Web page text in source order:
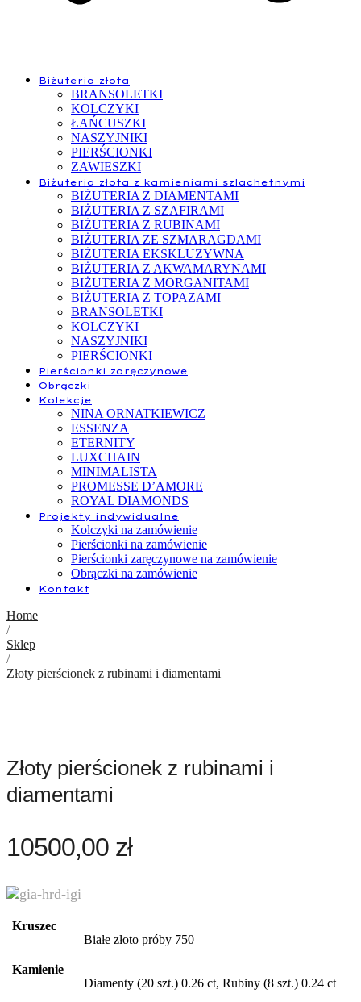
Biżuteria złota
BRANSOLETKI
KOLCZYKI
ŁAŃCUSZKI
NASZYJNIKI
PIERŚCIONKI
ZAWIESZKI
Biżuteria złota z kamieniami szlachetnymi
BIŻUTERIA Z DIAMENTAMI
BIŻUTERIA Z SZAFIRAMI
BIŻUTERIA Z RUBINAMI
BIŻUTERIA ZE SZMARAGDAMI
BIŻUTERIA EKSKLUZYWNA
BIŻUTERIA Z AKWAMARYNAMI
BIŻUTERIA Z MORGANITAMI
BIŻUTERIA Z TOPAZAMI
BRANSOLETKI
KOLCZYKI
NASZYJNIKI
PIERŚCIONKI
Pierścionki zaręczynowe
Obrączki
Kolekcje
NINA ORNATKIEWICZ
ESSENZA
ETERNITY
LUXCHAIN
MINIMALISTA
PROMESSE D’AMORE
ROYAL DIAMONDS
Projekty indywidualne
Kolczyki na zamówienie
Pierścionki na zamówienie
Pierścionki zaręczynowe na zamówienie
Obrączki na zamówienie
Kontakt
Home
/
Sklep
/
Złoty pierścionek z rubinami i diamentami
Złoty pierścionek z rubinami i
diamentami
10500,00 zł
Kruszec
Białe złoto próby 750
Kamienie
Diamenty (20 szt.) 0.26 ct, Rubiny (8 szt.) 0.24 ct